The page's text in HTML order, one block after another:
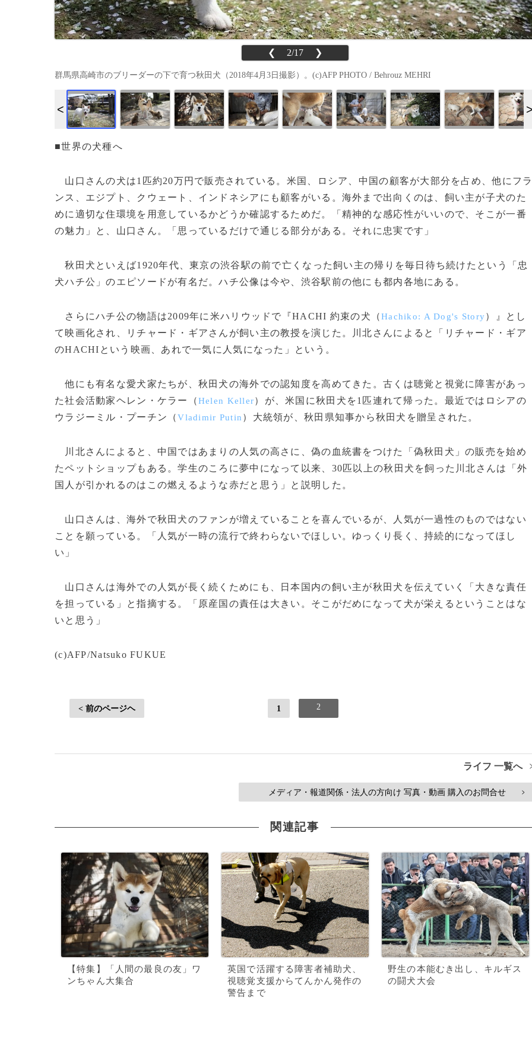
❮ 2/17 ❯
群馬県高崎市のブリーダーの下で育つ秋田犬（2018年4月3日撮影）。(c)AFP PHOTO / Behrouz MEHRI
■世界の犬種へ
山口さんの犬は1匹約20万円で販売されている。米国、ロシア、中国の顧客が大部分を占め、他にフ
ンス、エジプト、クウェート、インドネシアにも顧客がいる。海外まで出向くのは、飼い主が子犬のた
めに適切な住環境を用意しているかどうか確認するためだ。「精神的な感応性がいいので、そこが一番
の魅力」と、山口さん。「思っているだけで通じる部分がある。それに忠実です」
秋田犬といえば1920年代、東京の渋谷駅の前で亡くなった飼い主の帰りを毎日待ち続けたという「忠
犬ハチ公」のエピソードが有名だ。ハチ公像は今や、渋谷駅前の他にも都内各地にある。
さらにハチ公の物語は2009年に米ハリウッドで『HACHI 約束の犬（Hachiko: A Dog's Story）』とし
て映画化され、リチャード・ギアさんが飼い主の教授を演じた。川北さんによると「リチャード・ギア
のHACHIという映画、あれで一気に人気になった」という。
他にも有名な愛犬家たちが、秋田犬の海外での認知度を高めてきた。古くは聴覚と視覚に障害があっ
た社会活動家ヘレン・ケラー（Helen Keller）が、米国に秋田犬を1匹連れて帰った。最近ではロシアの
ウラジーミル・プーチン（Vladimir Putin ）大統領が、秋田県知事から秋田犬を贈呈された。
川北さんによると、中国ではあまりの人気の高さに、偽の血統書をつけた「偽秋田犬」の販売を始め
たペットショップもある。学生のころに夢中になって以来、30匹以上の秋田犬を飼った川北さんは「外
国人が引かれるのはこの燃えるような赤だと思う」と説明した。
山口さんは、海外で秋田犬のファンが増えていることを喜んでいるが、人気が一過性のものではない
ことを願っている。「人気が一時の流行で終わらないでほしい。ゆっくり長く、持続的になってほし
い」
山口さんは海外での人気が長く続くためにも、日本国内の飼い主が秋田犬を伝えていく「大きな責任
を担っている」と指摘する。「原産国の責任は大きい。そこがだめになって犬が栄えるということはな
いと思う」
(c)AFP/Natsuko FUKUE
< 前のページヘ 1 2
ライフ 一覧へ
メディア・報道関係・法人の方向け 写真・動画 購入のお問合せ >
関連記事
【特集】「人間の最良の友」ワ
ンちゃん大集合
英国で活躍する障害者補助犬、
視聴覚支援からてんかん発作の
警告まで
野生の本能むき出し、キルギス
の闘犬大会